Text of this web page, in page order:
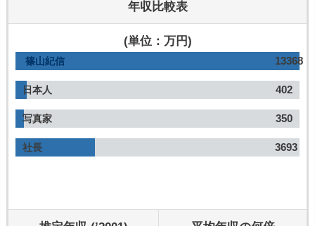
年収比較表
(単位：万円)
篠山紀信 13368
日本人 402
写真家 350
社長 3693